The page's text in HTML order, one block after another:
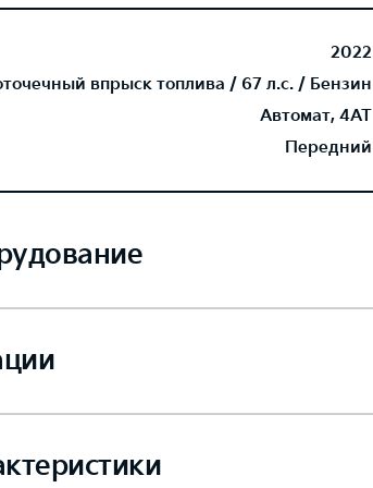
2022
впрыск топлива / 67 л.с. / Бензин
Автомат, 4AT
Передний